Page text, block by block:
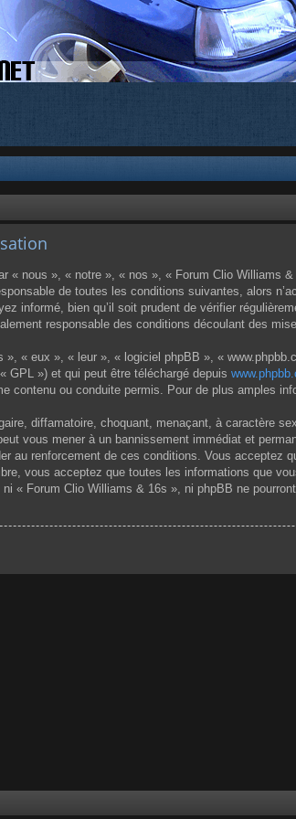
« nous », « notre », « nos », « Forum Clio Williams
de toutes les conditions suivantes, alors
informé, bien qu’il soit prudent de vérifier
responsable des conditions découlant des
« eux », « leur », « logiciel phpBB », «
GPL ») et qui peut être téléchargé depuis
contenu ou conduite permis. Pour de plus amples
diffamatoire, choquant, menaçant, à caractère
vous mener à un bannissement immédiat et
au renforcement de ces conditions. Vous acceptez
vous acceptez que toutes les informations que
« Forum Clio Williams & 16s », ni phpBB ne